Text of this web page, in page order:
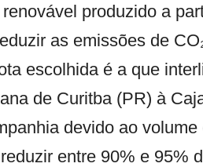
produzido a
as emissões de
escolhida é a que
de Curitba (PR) à
devido ao
entre 90% e 95%